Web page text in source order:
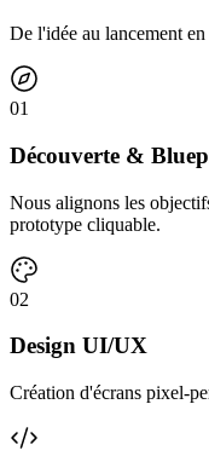
De l'idée au lancement en
01
Découverte &
Nous alignons les
prototype cliquable.
02
Design UI/UX
Création d'écrans pixel-